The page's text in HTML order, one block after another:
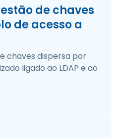
de chaves
de acesso a
chaves dispersa por
ligado ao LDAP e ao